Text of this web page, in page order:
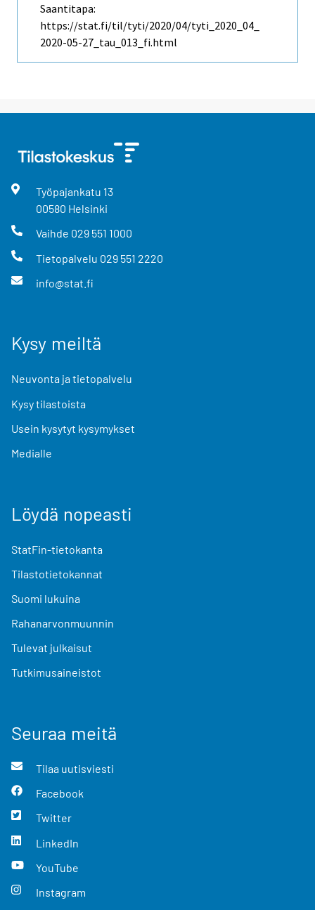
Saantitapa:
https://stat.fi/til/tyti/2020/04/tyti_2020_04_
2020-05-27_tau_013_fi.html
Työpajankatu 13
00580 Helsinki
Vaihde 029 551 1000
Tietopalvelu 029 551 2220
info@stat.fi
Kysy meiltä
Neuvonta ja tietopalvelu
Kysy tilastoista
Usein kysytyt kysymykset
Medialle
Löydä nopeasti
StatFin-tietokanta
Tilastotietokannat
Suomi lukuina
Rahanarvonmuunnin
Tulevat julkaisut
Tutkimusaineistot
Seuraa meitä
Tilaa uutisviesti
Facebook
Twitter
LinkedIn
YouTube
Instagram